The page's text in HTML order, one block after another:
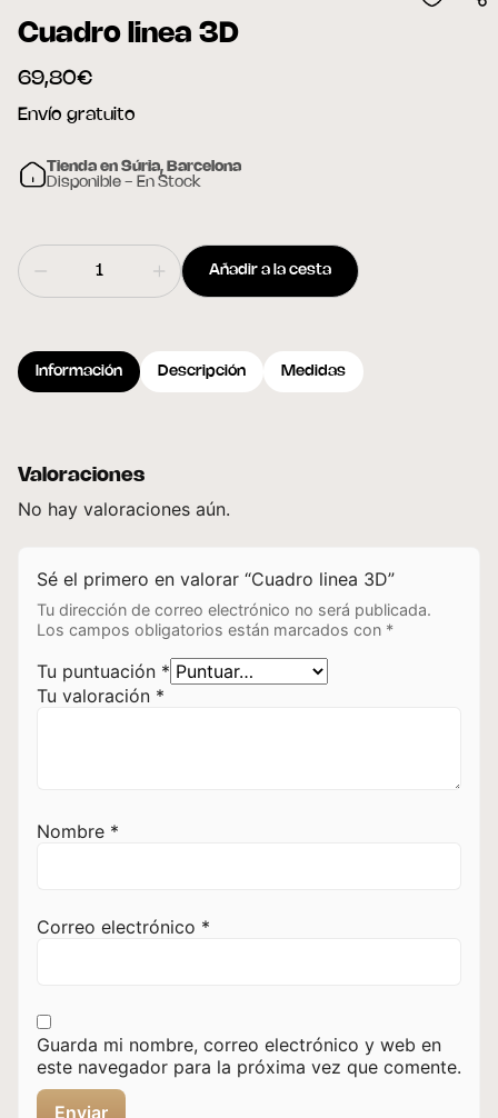
Cuadro linea 3D
69,80€
Envío gratuito
Tienda en Súria, Barcelona
Disponible - En Stock
Añadir a la cesta
Información Descripción Medidas
Valoraciones
No hay valoraciones aún.
Sé el primero en valorar “Cuadro linea 3D”
Tu dirección de correo electrónico no será publicada.
Los campos obligatorios están marcados con *
Tu puntuación *
Tu valoración *
Nombre *
Correo electrónico *
Guarda mi nombre, correo electrónico y web en
este navegador para la próxima vez que comente.